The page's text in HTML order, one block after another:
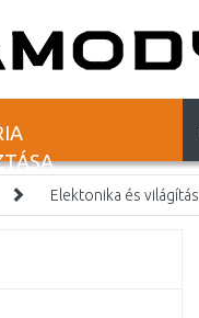
Elektonika és világítás